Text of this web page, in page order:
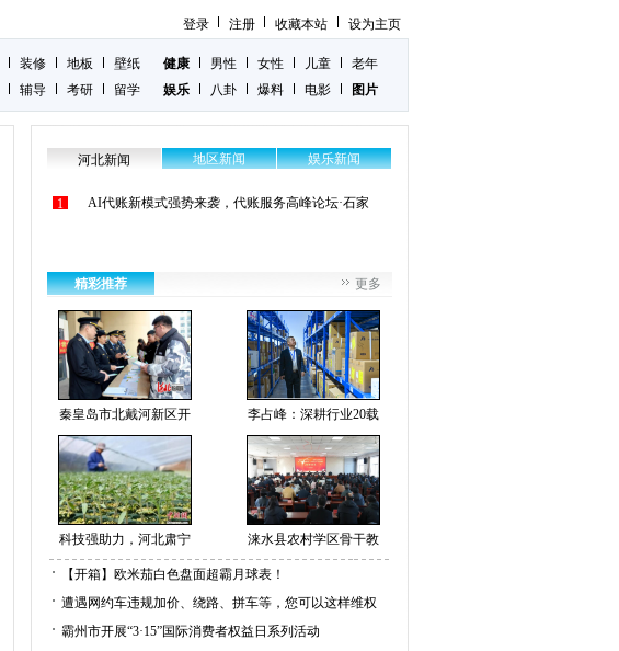
登录 注册 收藏本站 设为主页
装修 地板
壁纸
辅导 考研 留学
健康 男性 女性 儿童
老年
娱乐
八卦 爆料 电影 图片
河北新闻 地区新闻 娱乐新闻
1 AI代账新模式强势来袭，代账服务高峰论坛·石家
精彩推荐 更多
秦皇岛市北戴河新区开 李占峰：深耕行业20载
科技强助力，河北肃宁 涞水县农村学区骨干教
【开箱】欧米茄白色盘面超霸月球表！
遭遇网约车违规加价、绕路、拼车等，您可以这样维权
霸州市开展“3·15”国际消费者权益日系列活动